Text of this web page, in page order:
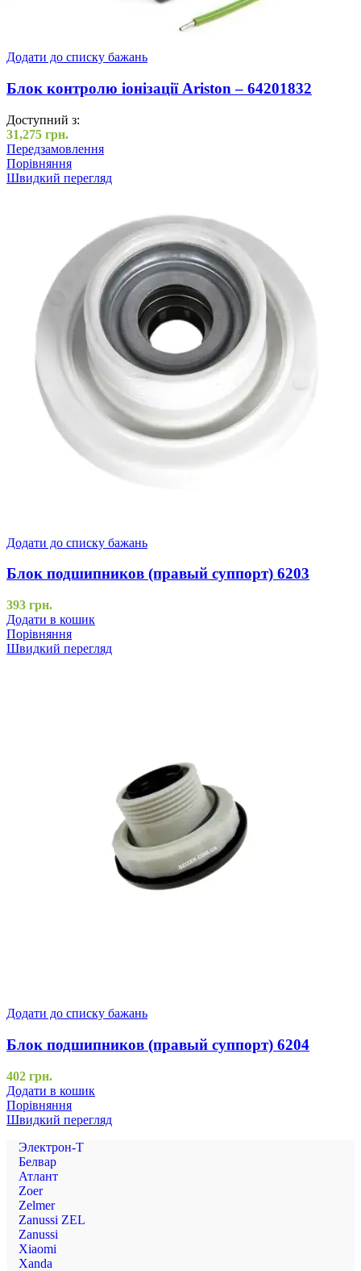
Додати до списку бажань
Блок контролю іонізації Ariston – 64201832
Доступний з:
31,275 грн.
Передзамовлення
Порівняння
Швидкий перегляд
Додати до списку бажань
Блок подшипников (правый суппорт) 6203
393 грн.
Додати в кошик
Порівняння
Швидкий перегляд
Додати до списку бажань
Блок подшипников (правый суппорт) 6204
402 грн.
Додати в кошик
Порівняння
Швидкий перегляд
Электрон-Т
Белвар
Атлант
Zoer
Zelmer
Zanussi ZEL
Zanussi
Xiaomi
Xanda